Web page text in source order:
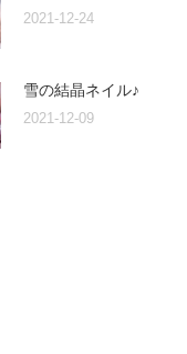
2021-12-24
雪の結晶ネイル♪
2021-12-09